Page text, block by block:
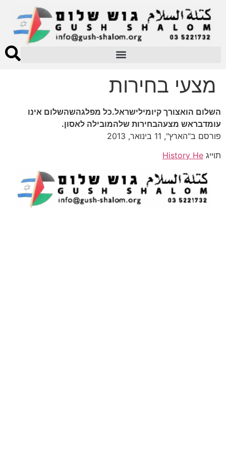
מצעי בחירות
השלום הואצורך קיומילישראל.כל מפלגהשהשלום אינו
עומדבראש מצעהבחירות שלהמובילה לאסון.
פורסם ב"הארץ", 11 בינואר, 2013
תוייג History He